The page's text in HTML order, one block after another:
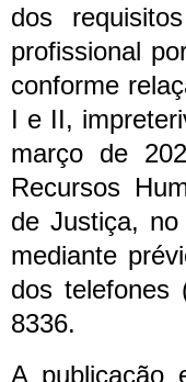
dos
profissional
conforme
I e II,
março de
Recursos
de Justiça,
mediante
dos telefones
8336.
A publicação